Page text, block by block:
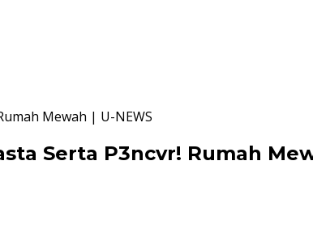
Mewah | U-NEWS
Serta P3ncvr! Rumah